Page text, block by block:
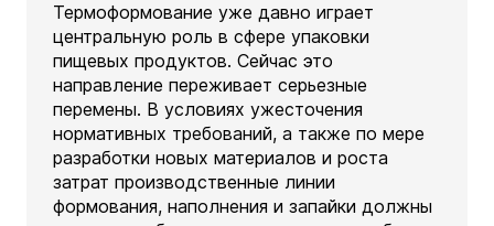
Термоформование уже давно играет
центральную роль в сфере упаковки
пищевых продуктов. Сейчас это
направление переживает серьезные
перемены. В условиях ужесточения
нормативных требований, а также по мере
разработки новых материалов и роста
затрат производственные линии
формования, наполнения и запайки должны